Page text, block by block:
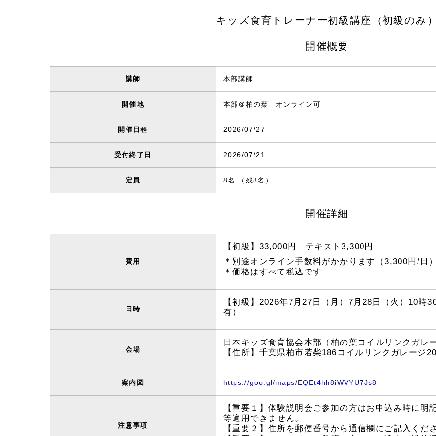
キッズ食育トレーナー初級講座（初級のみ
開催概要
講師 本部講師
開催地 本部＠柏の葉 オンライン可
開催日程 2026/07/27
受付終了日 2026/07/21
定員 8名 （残8名）
開催詳細
費用
【初級】33,000円 テキスト3,300円
＊別途オンライン手数料がかかります（3,300円/日
＊価格はすべて税込です
日時
【初級】2026年7月27日（月）7月28日（火）10時
有）
会場
日本キッズ食育協会本部（柏の葉コイルリンクガ
【住所】千葉県柏市若柴186コイルリンクガレージ
案内図 https://goo.gl/maps/EQEt4hh8iWVYU7Js8
注意事項
【重要１】体験説明会ご参加の方はお申込み時に
等適用できません。
【重要２】住所を郵便番号から通信欄にご記入くだ